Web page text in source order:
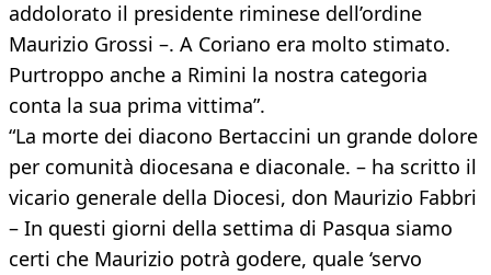
addolorato il presidente riminese dell’ordine
Maurizio Grossi –. A Coriano era molto stimato.
Purtroppo anche a Rimini la nostra categoria
conta la sua prima vittima”.
“La morte dei diacono Bertaccini un grande dolore
per comunità diocesana e diaconale. – ha scritto il
vicario generale della Diocesi, don Maurizio Fabbri
– In questi giorni della settima di Pasqua siamo
certi che Maurizio potrà godere, quale ‘servo